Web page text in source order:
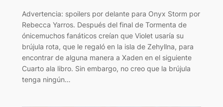
Advertencia: spoilers por delante para Onyx Storm por
Rebecca Yarros. Después del final de Tormenta de
ónicemuchos fanáticos creían que Violet usaría su
brújula rota, que le regaló en la isla de Zehyllna, para
encontrar de alguna manera a Xaden en el siguiente
Cuarto ala libro. Sin embargo, no creo que la brújula
tenga ningún…